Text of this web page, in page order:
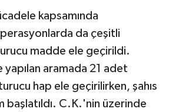
kapsamında
da çeşitli
madde ele geçirildi.
aramada 21 adet
hap ele geçirilirken, şahıs
başlatıldı. C.K.'nin üzerinde